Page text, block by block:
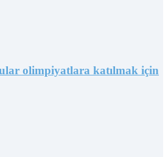
olimpiyatlara katılmak için